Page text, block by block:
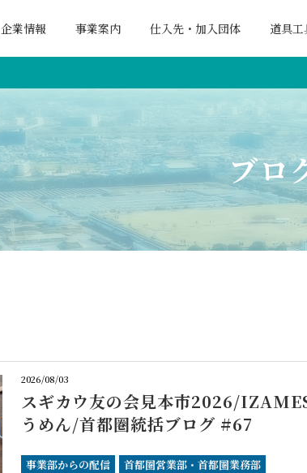
企業情報 事業案内 仕入先・加入団体 道具
ブロ
2026/08/03
スギカウ友の会見本市2026/
うめん/首都圏統括ブログ #67
事業部からの配信 首都圏営業部・首都圏業務部